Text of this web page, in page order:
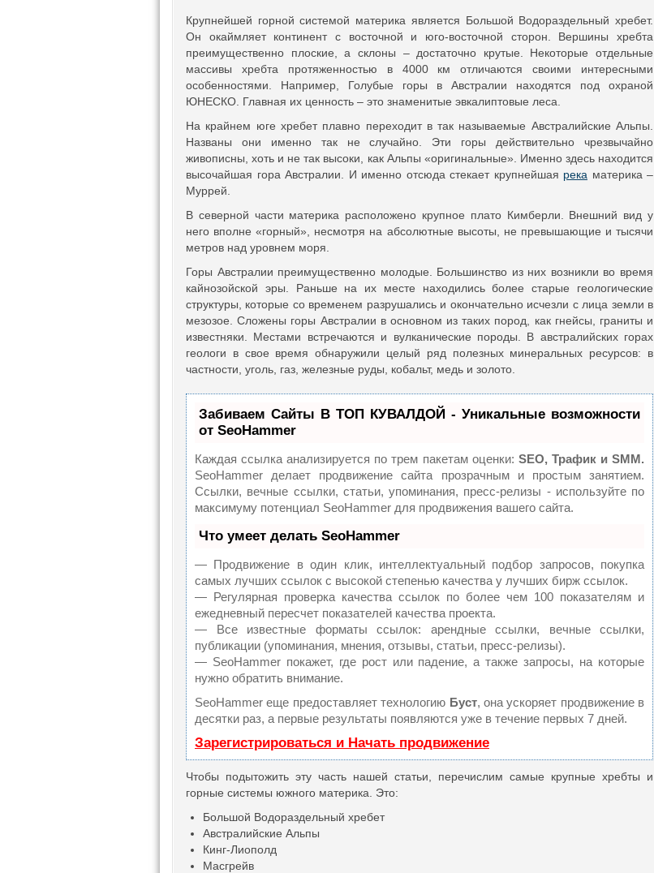
Крупнейшей горной системой материка является Большой Водораздельный хребет.
Он окаймляет континент с восточной и юго-восточной сторон. Вершины хребта
преимущественно плоские, а склоны – достаточно крутые. Некоторые отдельные
массивы хребта протяженностью в 4000 км отличаются своими интересными
особенностями. Например, Голубые горы в Австралии находятся под охраной
ЮНЕСКО. Главная их ценность – это знаменитые эвкалиптовые леса.
На крайнем юге хребет плавно переходит в так называемые Австралийские Альпы.
Названы они именно так не случайно. Эти горы действительно чрезвычайно
живописны, хоть и не так высоки, как Альпы «оригинальные». Именно здесь находится
высочайшая гора Австралии. И именно отсюда стекает крупнейшая река материка –
Муррей.
В северной части материка расположено крупное плато Кимберли. Внешний вид у
него вполне «горный», несмотря на абсолютные высоты, не превышающие и тысячи
метров над уровнем моря.
Горы Австралии преимущественно молодые. Большинство из них возникли во время
кайнозойской эры. Раньше на их месте находились более старые геологические
структуры, которые со временем разрушались и окончательно исчезли с лица земли в
мезозое. Сложены горы Австралии в основном из таких пород, как гнейсы, граниты и
известняки. Местами встречаются и вулканические породы. В австралийских горах
геологи в свое время обнаружили целый ряд полезных минеральных ресурсов: в
частности, уголь, газ, железные руды, кобальт, медь и золото.
Забиваем Сайты В ТОП КУВАЛДОЙ - Уникальные возможности
от SeoHammer
Каждая ссылка анализируется по трем пакетам оценки: SEO, Трафик и SMM.
SeoHammer делает продвижение сайта прозрачным и простым занятием.
Ссылки, вечные ссылки, статьи, упоминания, пресс-релизы - используйте по
максимуму потенциал SeoHammer для продвижения вашего сайта.
Что умеет делать SeoHammer
— Продвижение в один клик, интеллектуальный подбор запросов, покупка
самых лучших ссылок с высокой степенью качества у лучших бирж ссылок.
— Регулярная проверка качества ссылок по более чем 100 показателям и
ежедневный пересчет показателей качества проекта.
— Все известные форматы ссылок: арендные ссылки, вечные ссылки,
публикации (упоминания, мнения, отзывы, статьи, пресс-релизы).
— SeoHammer покажет, где рост или падение, а также запросы, на которые
нужно обратить внимание.
SeoHammer еще предоставляет технологию Буст, она ускоряет продвижение в
десятки раз, а первые результаты появляются уже в течение первых 7 дней.
Зарегистрироваться и Начать продвижение
Чтобы подытожить эту часть нашей статьи, перечислим самые крупные хребты и
горные системы южного материка. Это:
Большой Водораздельный хребет
Австралийские Альпы
Кинг-Лиополд
Масгрейв